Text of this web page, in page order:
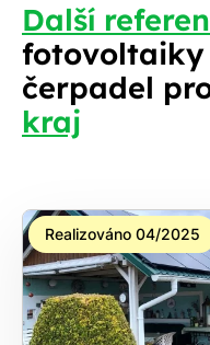
Další
fotovoltaiky
čerpadel
kraj
Realizováno 04/2025